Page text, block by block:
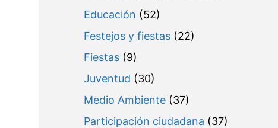
Educación (52)
Festejos y fiestas(22)
Fiestas(9)
Juventud (30)
Medio Ambiente(37)
Participación ciudadana (37)